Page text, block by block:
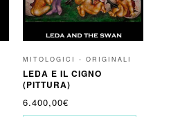
MITOLOGICI - ORIGINALI
LEDA E IL CIGNO
(PITTURA)
6.400,00€